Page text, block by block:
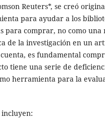
Reuters*, se creó
para ayudar a los
para comprar, no como una
de la investigación en un
es fundamental
tiene una serie de
herramienta para la
incluyen: